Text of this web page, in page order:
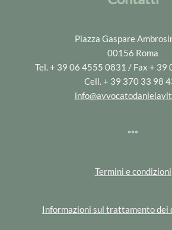
Piazza Gaspare
00156 Roma
Tel. + 39 06 4555 0831 / Fax +
Cell. + 39 370 33 98
***
Termini e condizioni
Informazioni sul trattamento dei